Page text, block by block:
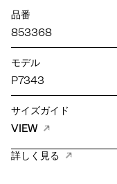
品番
853368
モデル
P7343
サイズガイド
VIEW
詳しく見る